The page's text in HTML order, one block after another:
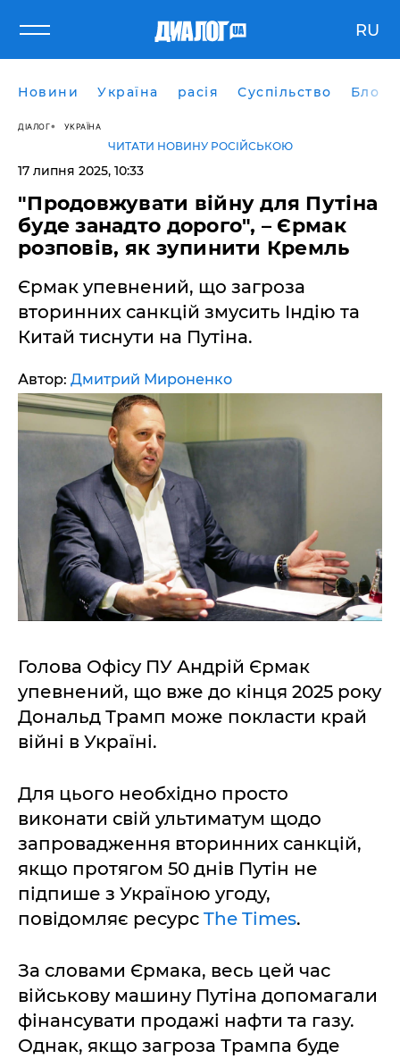
RU
Новини Україна расія Суспільство Блоги
ДІАЛОГ УКРАЇНА
ЧИТАТИ НОВИНУ РОСІЙСЬКОЮ
17 липня 2025, 10:33
"Продовжувати війну для Путіна
буде занадто дорого", – Єрмак
розповів, як зупинити Кремль
Єрмак упевнений, що загроза
вторинних санкцій змусить Індію та
Китай тиснути на Путіна.
Автор: Дмитрий Мироненко
Голова Офісу ПУ Андрій Єрмак
упевнений, що вже до кінця 2025 року
Дональд Трамп може покласти край
війні в Україні.
Для цього необхідно просто
виконати свій ультиматум щодо
запровадження вторинних санкцій,
якщо протягом 50 днів Путін не
підпише з Україною угоду,
повідомляє ресурс The Times.
За словами Єрмака, весь цей час
військову машину Путіна допомагали
фінансувати продажі нафти та газу.
Однак, якщо загроза Трампа буде